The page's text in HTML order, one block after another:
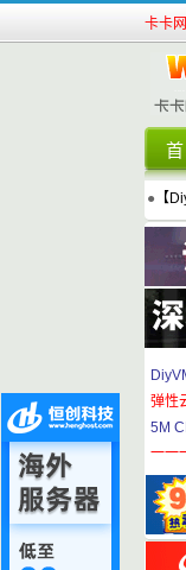
卡卡
● 【
弹性
5M
一一